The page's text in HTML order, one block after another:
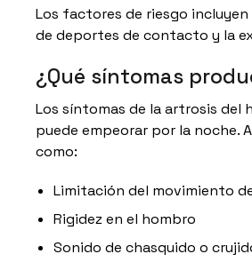
Los factores de riesgo
de deportes de contacto y la
¿Qué síntomas
Los síntomas de la artrosis del
puede empeorar por la noche.
como:
Limitación del movimiento
Rigidez en el hombro
Sonido de chasquido o